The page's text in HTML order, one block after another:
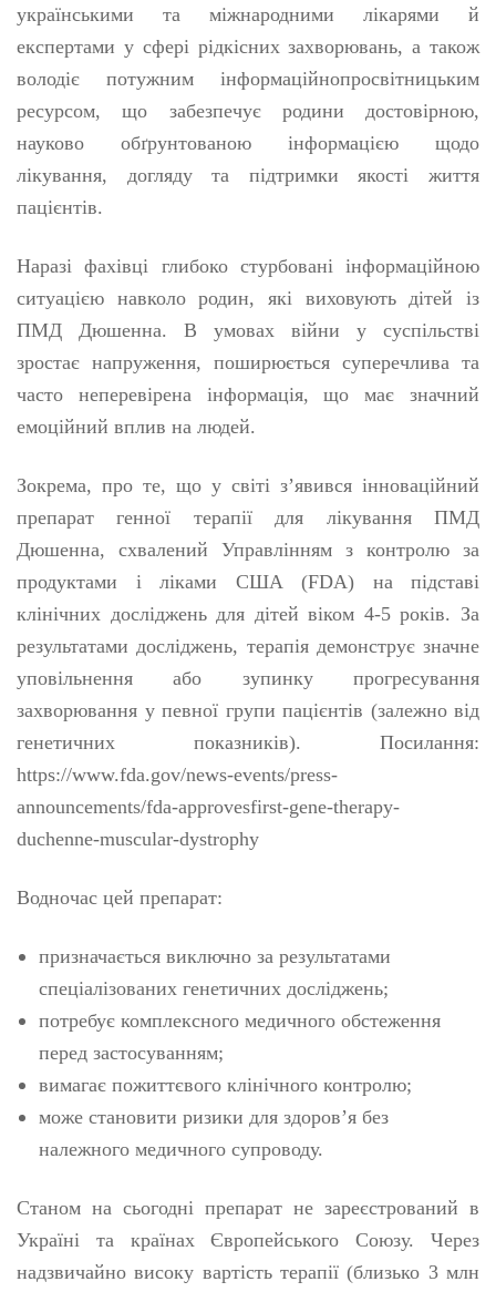
українськими та міжнародними лікарями й
експертами у сфері рідкісних захворювань, а також
володіє потужним інформаційнопросвітницьким
ресурсом, що забезпечує родини достовірною,
науково обґрунтованою інформацією щодо
лікування, догляду та підтримки якості життя
пацієнтів.
Наразі фахівці глибоко стурбовані інформаційною
ситуацією навколо родин, які виховують дітей із
ПМД Дюшенна. В умовах війни у суспільстві
зростає напруження, поширюється суперечлива та
часто неперевірена інформація, що має значний
емоційний вплив на людей.
Зокрема, про те, що у світі з’явився інноваційний
препарат генної терапії для лікування ПМД
Дюшенна, схвалений Управлінням з контролю за
продуктами і ліками США (FDA) на підставі
клінічних досліджень для дітей віком 4-5 років. За
результатами досліджень, терапія демонструє значне
уповільнення або зупинку прогресування
захворювання у певної групи пацієнтів (залежно від
генетичних показників). Посилання:
https://www.fda.gov/news-events/press-
announcements/fda-approvesfirst-gene-therapy-
duchenne-muscular-dystrophy
Водночас цей препарат:
призначається виключно за результатами
спеціалізованих генетичних досліджень;
потребує комплексного медичного обстеження
перед застосуванням;
вимагає пожиттєвого клінічного контролю;
може становити ризики для здоров’я без
належного медичного супроводу.
Станом на сьогодні препарат не зареєстрований в
Україні та країнах Європейського Союзу. Через
надзвичайно високу вартість терапії (близько 3 млн